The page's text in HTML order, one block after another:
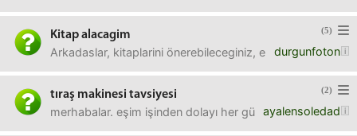
(5)
Kitap alacagim
durgunfoton
Arkadaslar, kitaplarini önerebileceginiz, entelektüel kimler
(2)
tıraş makinesi tavsiyesi
ayalensoledad
merhabalar. eşim işinden dolayı her gün sakal tıraşı